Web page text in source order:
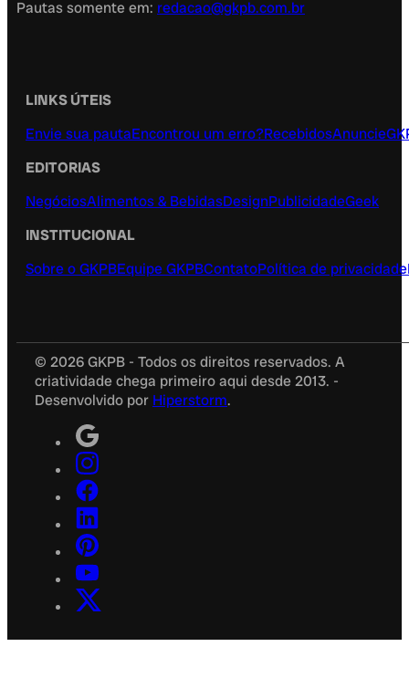
Pautas somente em: redacao@gkpb.com.br
LINKS ÚTEIS
Envie sua pautaEncontrou um erro?RecebidosAnuncie
EDITORIAS
NegóciosAlimentos & BebidasDesignPublicidadeGeek
INSTITUCIONAL
Sobre o GKPBEquipe GKPBContatoPolítica de privacidade
© 2026 GKPB - Todos os direitos reservados. A
criatividade chega primeiro aqui desde 2013. -
Desenvolvido por Hiperstorm.